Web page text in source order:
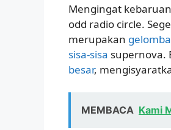
Mengingat
odd radio circle.
merupakan
sisa-sisa supernova.
besar,
MEMBACA Kami